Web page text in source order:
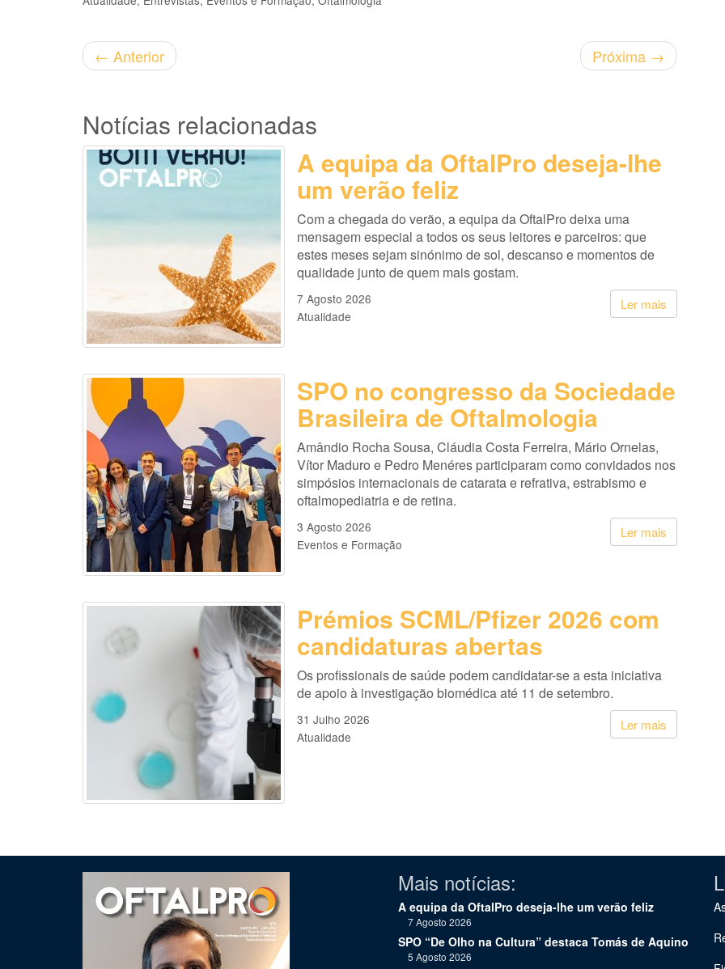
← Anterior Próxima →
Notícias relacionadas
A equipa da OftalPro deseja-lhe
um verão feliz
Com a chegada do verão, a equipa da OftalPro deixa uma
mensagem especial a todos os seus leitores e parceiros: que
estes meses sejam sinónimo de sol, descanso e momentos de
qualidade junto de quem mais gostam.
Ler mais
7 Agosto 2026
Atualidade
SPO no congresso da Sociedade
Brasileira de Oftalmologia
Amândio Rocha Sousa, Cláudia Costa Ferreira, Mário Ornelas,
Vítor Maduro e Pedro Menéres participaram como convidados nos
simpósios internacionais de catarata e refrativa, estrabismo e
oftalmopediatria e de retina.
Ler mais
3 Agosto 2026
Eventos e Formação
Prémios SCML/Pfizer 2026 com
candidaturas abertas
Os profissionais de saúde podem candidatar-se a esta iniciativa
de apoio à investigação biomédica até 11 de setembro.
Ler mais
31 Julho 2026
Atualidade
Mais notícias:
A equipa da OftalPro deseja-lhe um verão feliz
7 Agosto 2026
SPO “De Olho na Cultura” destaca Tomás de Aquino
5 Agosto 2026